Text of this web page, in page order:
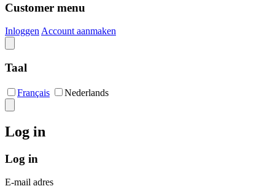
Customer menu
InloggenAccount aanmaken
Taal
Français Nederlands
Log in
Log in
E-mail adres